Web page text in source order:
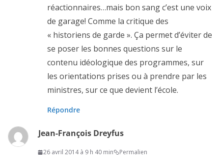
réactionnaires…mais bon sang c’est une voix
de garage! Comme la critique des
« historiens de garde ». Ça permet d’éviter de
se poser les bonnes questions sur le
contenu idéologique des programmes, sur
les orientations prises ou à prendre par les
ministres, sur ce que devient l’école.
Répondre
Jean-François Dreyfus
26 avril 2014 à 9 h 40 min Permalien